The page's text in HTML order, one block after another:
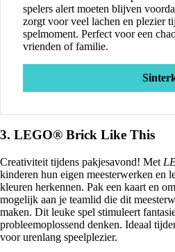
spelers alert moeten blijven
zorgt voor veel lachen en plezier
spelmoment. Perfect voor een
vrienden of familie.
3. LEGO® Brick Like This
Creativiteit tijdens pakjesavond! Met
kinderen hun eigen meesterwerken en
kleuren herkennen. Pak een kaart en
mogelijk aan je teamlid die dit
maken. Dit leuke spel stimuleert
probleemoplossend denken. Ideaal
voor urenlang speelplezier.